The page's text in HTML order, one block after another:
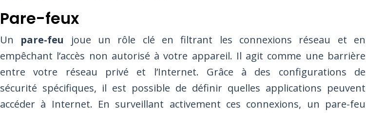
Pare-feux
Un pare-feu joue un rôle clé en filtrant les connexions réseau et en
empêchant l’accès non autorisé à votre appareil. Il agit comme une barrière
entre votre réseau privé et l’Internet. Grâce à des configurations de
sécurité spécifiques, il est possible de définir quelles applications peuvent
accéder à Internet. En surveillant activement ces connexions, un pare-feu